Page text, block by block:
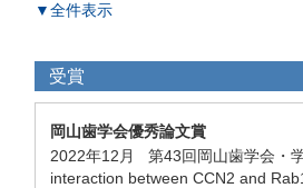
▼全件表示
受賞
岡山歯学会優秀論文賞
2022年12月 第43回岡山歯学会・
interaction between CCN2 and